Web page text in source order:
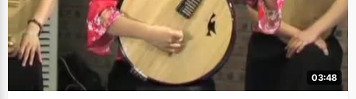
03:48